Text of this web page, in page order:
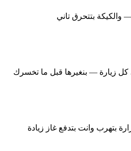
بتتحرق تاني
زيارة — بنغيرها قبل ما تخسرك
بتهرب وانت بتدفع غاز زيادة